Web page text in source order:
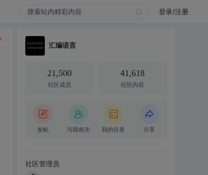
登录/注册
汇编语言
21,500
社区成员
41,618
社区内容
发帖 与我相关 我的任务 分享
社区管理员